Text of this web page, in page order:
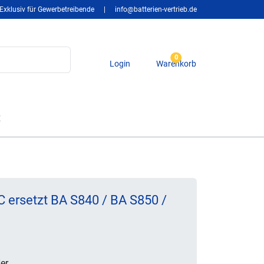
Exklusiv für Gewerbetreibende info@batterien-vertrieb.de
Login
0
Warenkorb
ersetzt BA S840 / BA S850 /